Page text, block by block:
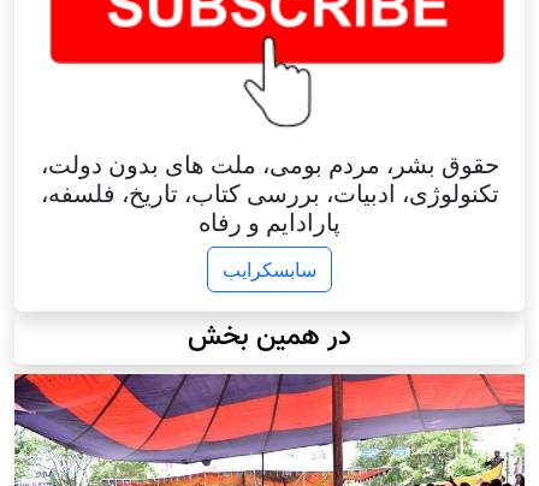
حقوق بشر، مردم بومی، ملت های بدون دولت،
تکنولوژی، ادبیات، بررسی کتاب، تاریخ، فلسفه،
پارادایم و رفاه
سابسکرایب
در همین بخش